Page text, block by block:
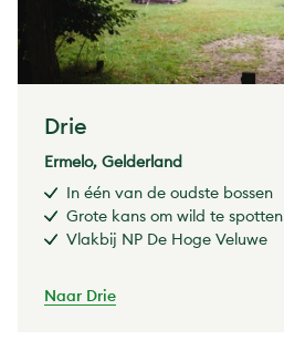
Drie
Ermelo, Gelderland
In één van de oudste bossen
Grote kans om wild te spotten
Vlakbij NP De Hoge Veluwe
Naar Drie